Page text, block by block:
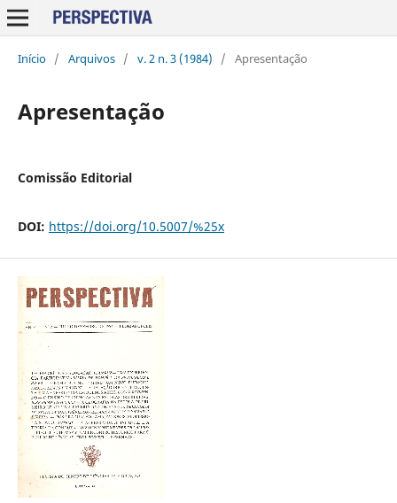
Início / Arquivos / v. 2 n. 3 (1984) / Apresentação
Apresentação
Comissão Editorial
DOI: https://doi.org/10.5007/%25x